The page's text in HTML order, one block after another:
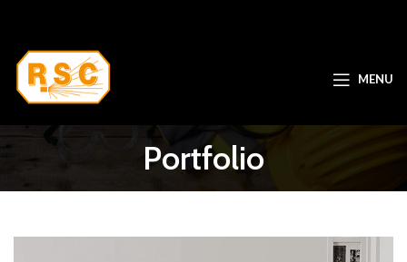
MENU
Portfolio